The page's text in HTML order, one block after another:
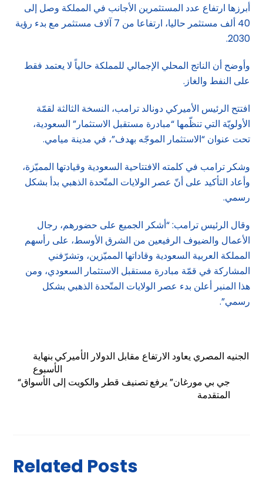
أبرزها ارتفاع عدد المستثمرين الأجانب في المملكة وصل إلى
40 ألف مستثمر حاليا، ارتفاعا من 7 آلاف مستثمر مع بدء رؤية
2030.
وأوضح أن الناتج المحلي الإجمالي للمملكة حالياً لا يعتمد فقط
على النفط والغاز.
افتتح الرئيس الأميركي دونالد ترامب، النسخة الثالثة لقمّة
الأولويّة التي تنظّمها “مبادرة مستقبل الاستثمار” السعودية،
تحت عنوان “الاستثمار الموجّه بهدف”، في مدينة ميامي.
وشكر ترامب في كلمته الافتتاحية السعودية وقيادتها المميّزة،
وأعاد التأكيد على أنّ عصر الولايات المتّحدة الذهبي بدأ بشكل
رسمي.
وقال الرئيس ترامب: “أشكر الجميع على حضورهم، رجال
الأعمال والضيوف الرفيعين من الشرق الأوسط، على رأسهم
المملكة العربية السعودية وقاداتها المميّزين، وتشرّفني
المشاركة في قمّة مبادرة مستقبل الاستثمار السعودي، ومن
هذا المنبر أعلن بدء عصر الولايات المتّحدة الذهبي بشكل
رسمي”.
الجنيه المصري يعاود الارتفاع مقابل الدولار الأميركي بنهاية
الأسبوع
“جي بي مورغان” يرفع تصنيف قطر والكويت إلى الأسواق
المتقدمة
Related Posts